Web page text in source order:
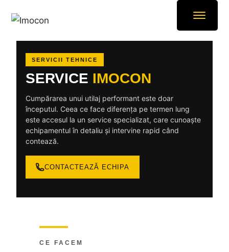
SERVICII TEHNICE
SERVICE IMOCON
Cumpărarea unui utilaj performant este doar
începutul. Ceea ce face diferența pe termen lung
este accesul la un service specializat, care cunoaște
echipamentul în detaliu și intervine rapid când
contează.
CONTACTEAZĂ ECHIPA
CE FACEM